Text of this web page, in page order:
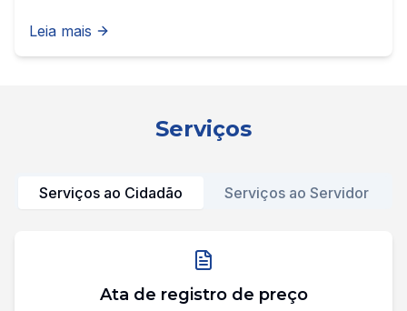
construção das políticas públicas
Leia mais
Serviços
Serviços ao Cidadão Serviços ao Servidor
Ata de registro de preço